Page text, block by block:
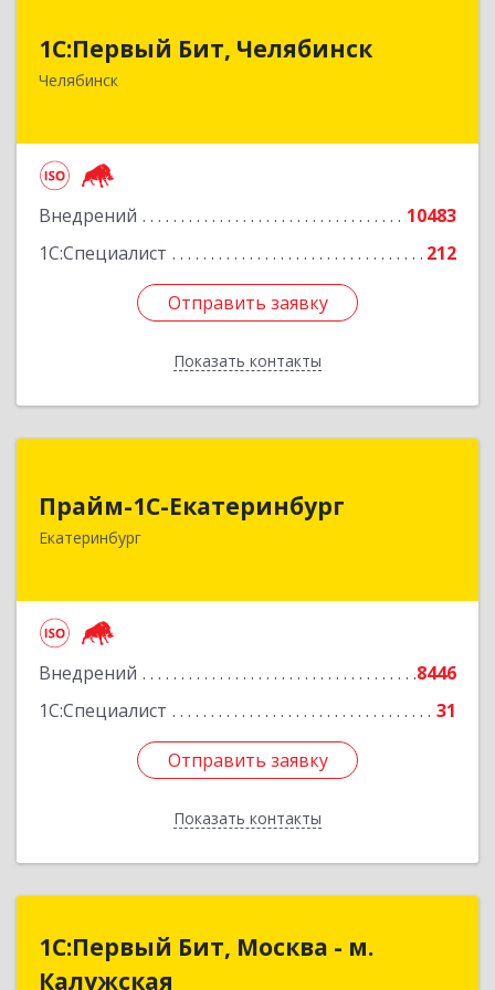
1С:Первый Бит, Челябинск
Челябинск
Внедрений
10483
1С:Специалист
212
Отправить заявку
Показать контакты
454084, Челябинская обл, Челябинск г,
Подробнее
Отправить заявку
Назад
Прайм-1С-Екатеринбург
Екатеринбург
Внедрений
8446
1С:Специалист
31
Отправить заявку
Показать контакты
620142, Свердловская обл, Екатеринбург г, 8
Подробнее
Отправить заявку
Назад
1С:Первый Бит, Москва - м.
Калужская
1С:Первый Бит, Москва - м.
Калужская